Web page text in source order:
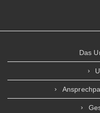
Das